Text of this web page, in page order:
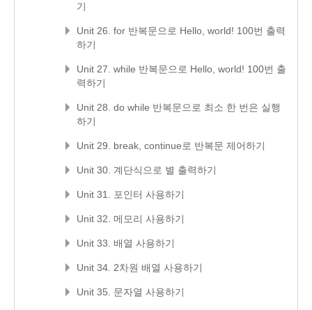
기
Unit 26. for 반복문으로 Hello, world! 100번 출력
하기
Unit 27. while 반복문으로 Hello, world! 100번 출
력하기
Unit 28. do while 반복문으로 최소 한 번은 실행
하기
Unit 29. break, continue로 반복문 제어하기
Unit 30. 계단식으로 별 출력하기
Unit 31. 포인터 사용하기
Unit 32. 메모리 사용하기
Unit 33. 배열 사용하기
Unit 34. 2차원 배열 사용하기
Unit 35. 문자열 사용하기